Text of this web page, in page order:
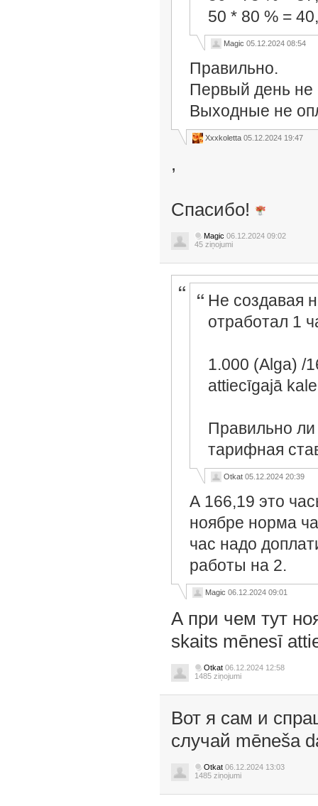
50 * 80 % =
Magic 05.12.2024 08:54
Правильно.
Первый день не
Выходные не
Xxxkoletta 05.12.2024 19:47
,
Спасибо!
Magic 06.12.2024 09:02
45 ziņojumi
Не создавая
отработал 1
1.000 (Alga) /
attiecīgajā
Правильно ли
тарифная
Otkat 05.12.2024 20:39
А 166,19 это
ноябре норма
час надо
работы на 2.
Magic 06.12.2024 09:01
А при чем тут
skaits mēnesī
Otkat 06.12.2024 12:58
1485 ziņojumi
Вот я сам и
случай mēneša
Otkat 06.12.2024 13:03
1485 ziņojumi